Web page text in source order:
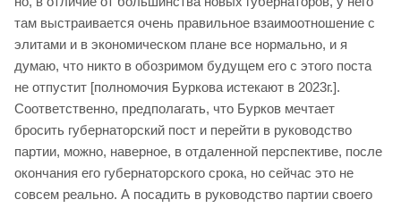
там выстраивается очень правильное взаимоотношение с
элитами и в экономическом плане все нормально, и я
думаю, что никто в обозримом будущем его с этого поста
не отпустит [полномочия Буркова истекают в 2023г.].
Соответственно, предполагать, что Бурков мечтает
бросить губернаторский пост и перейти в руководство
партии, можно, наверное, в отдаленной перспективе, после
окончания его губернаторского срока, но сейчас это не
совсем реально. А посадить в руководство партии своего